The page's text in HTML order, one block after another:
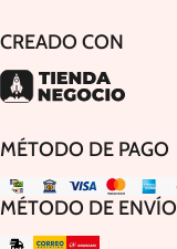
CREADO CON
MÉTODO DE PAGO
MÉTODO DE ENVÍO